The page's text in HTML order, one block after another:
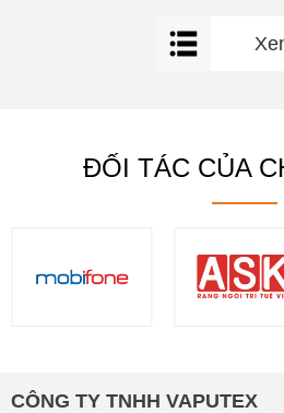
ĐỐI TÁC CỦA
CÔNG TY TNHH VAPUTEX